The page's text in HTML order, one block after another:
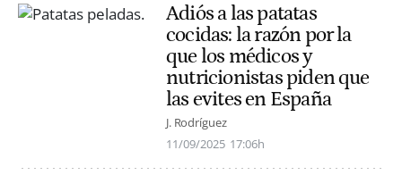
Adiós a las patatas
cocidas: la razón por la
que los médicos y
nutricionistas piden que
las evites en España
J. Rodríguez
11/09/2025 17:06h